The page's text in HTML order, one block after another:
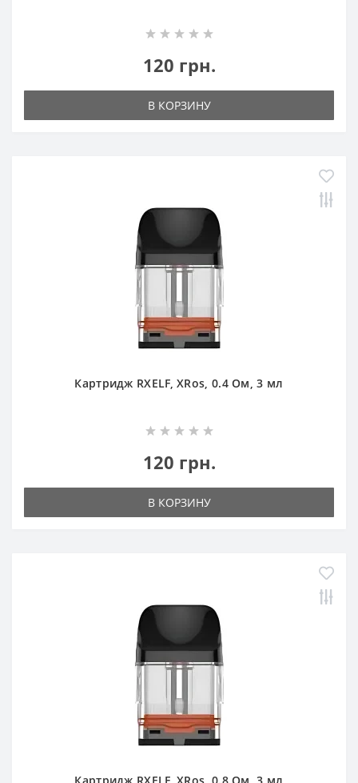
120 грн.
В КОРЗИНУ
Картридж RXELF, XRos, 0.4 Ом, 3 мл
120 грн.
В КОРЗИНУ